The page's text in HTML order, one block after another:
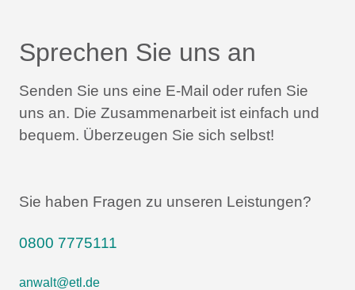
Sprechen Sie uns an
Senden Sie uns eine E-Mail oder rufen Sie
uns an. Die Zusammenarbeit ist einfach und
bequem. Überzeugen Sie sich selbst!
Sie haben Fragen zu unseren Leistungen?
0800 7775111
anwalt@etl.de